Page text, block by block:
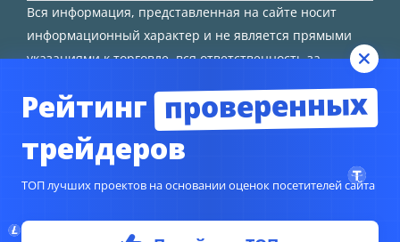
Вся информация, представленная на сайте носит
информационный характер и не является прямыми
указаниями к торговле, вся ответственность за
Рейтинг проверенных
трейдеров
ТОП лучших проектов на основании оценок посетителей сайта